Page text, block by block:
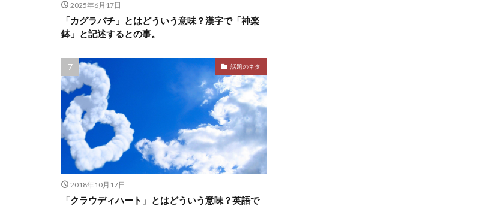
2025年6月17日
「カグラバチ」とはどういう意味？漢字で「神楽
鉢」と記述するとの事。
話題のネタ
2018年10月17日
「クラウディハート」とはどういう意味？英語で